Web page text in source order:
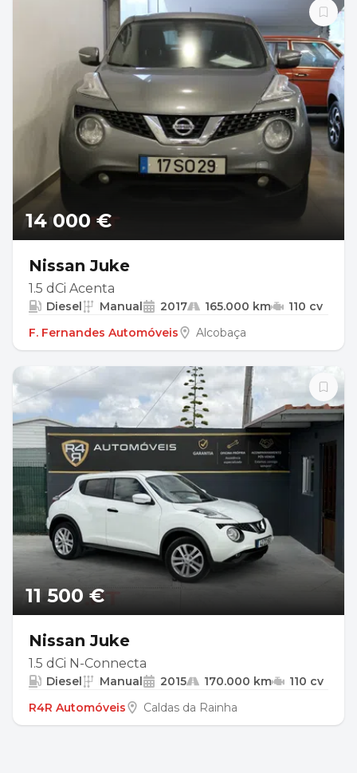
14 000 €
Nissan Juke
1.5 dCi Acenta
Diesel Manual 2017 165.000 km
110 cv
F. Fernandes Automóveis
Alcobaça
11 500 €
Nissan Juke
1.5 dCi N-Connecta
Diesel Manual 2015 170.000 km
110 cv
R4R Automóveis
Caldas da Rainha